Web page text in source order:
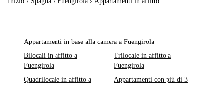
Appartamenti in base alla camera a Fuengirola
Bilocali in affitto a
Fuengirola
Trilocale in affitto a
Fuengirola
Quadrilocale in affitto a
Appartamenti con più di 3